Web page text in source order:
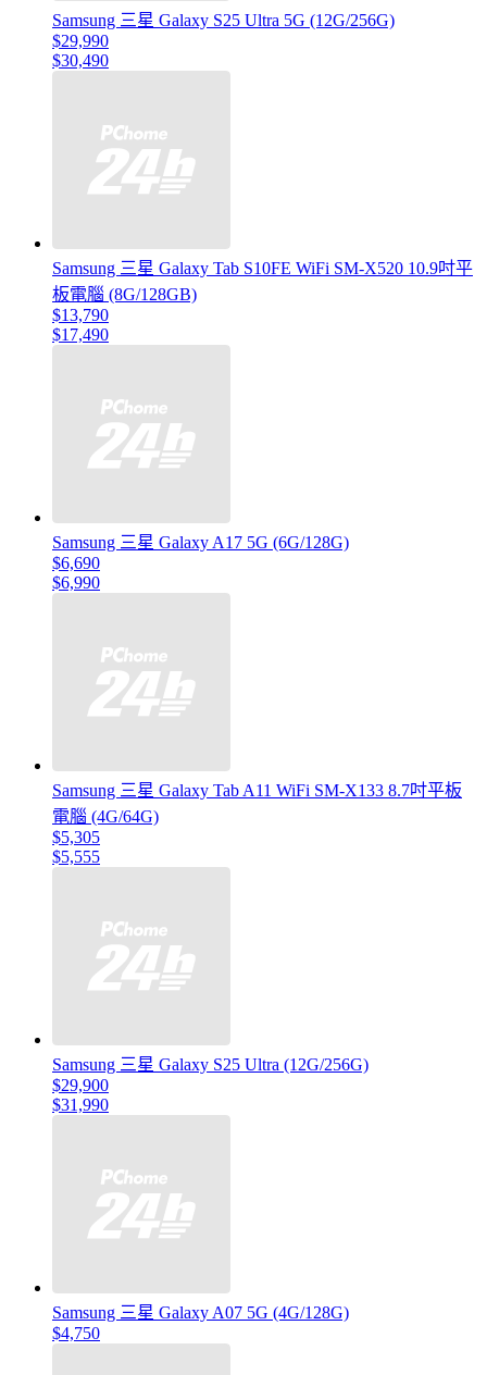
Samsung 三星 Galaxy S25 Ultra 5G (12G/256G)
$29,990
$30,490
Samsung 三星 Galaxy Tab S10FE WiFi SM-X520 10.9吋平
板電腦 (8G/128GB)
$13,790
$17,490
Samsung 三星 Galaxy A17 5G (6G/128G)
$6,690
$6,990
Samsung 三星 Galaxy Tab A11 WiFi SM-X133 8.7吋平板
電腦 (4G/64G)
$5,305
$5,555
Samsung 三星 Galaxy S25 Ultra (12G/256G)
$29,900
$31,990
Samsung 三星 Galaxy A07 5G (4G/128G)
$4,750